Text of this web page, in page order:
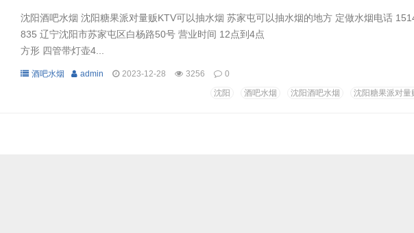
沈阳酒吧水烟 沈阳糖果派对量贩KTV可以抽水烟 苏家屯可以抽水烟的地方 定做水烟电话
835 辽宁沈阳市苏家屯区白杨路50号 营业时间 12点到4点
方形 四管带灯壶4...
酒吧水烟 admin 2023-12-28 3256
0
沈阳
酒吧水烟 沈阳酒吧水烟 沈阳糖果派对量